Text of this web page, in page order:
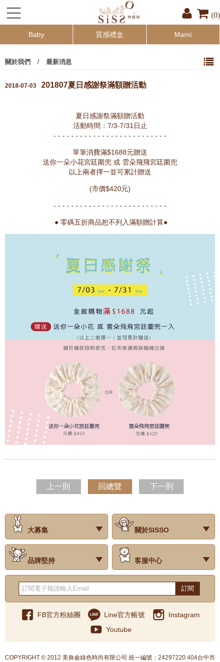
(0)
Baby 質感禮盒 Mami
關於我們 / 最新消息
2018-07-03 201807夏日感謝祭滿額贈活動
夏日感謝祭滿額贈活動
活動時間：7/3-7/31日止
- - - - - - - - - - - - - - - - - - - - - - - - - -
單筆消費滿$1688元贈送
送你一朵小花宮廷圍兜 或 雲朵飛飛宮廷圍兜
以上兩者擇一並可累計贈送
(市價$420元)
- - - - - - - - - - - - - - - - - - - - - - - - - -
● 零碼五折商品恕不列入滿額贈計算●
上一則 回總覽 下一則
大募集
‧試用評價
關於SISSO
‧公司簡介
‧品牌故事
‧會員辨法
‧最新消息
‧門市據點
‧公益捐款
品牌堅持
‧關於有機棉
‧有機棉製品洗滌方式
‧Baby搭配小常識
‧品牌堅持
‧國際認證
客服中心
‧常見問題
‧客服信箱
‧購物說明
‧訂單查詢
‧網站導覽
‧得獎名單
‧隱私權聲明
‧版權聲明
‧海外配送服務
‧反詐騙宣導
‧紅利點數說明
訂閱
FB官方粉絲團 Line官方帳號
Instagram
Youtube
COPYRIGHT © 2012 美奐侖綠色時尚有限公司 統一編號：24297220 404台中市